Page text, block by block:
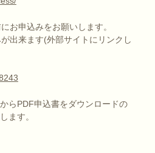
お申込みをお願いします。
出来ます(外部サイトにリンクし
らPDF申込書をダウンロードの
ます。